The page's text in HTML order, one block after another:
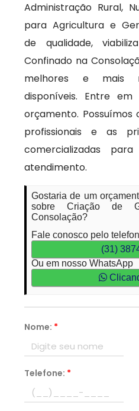
Administração Rural,
para Agricultura e
de qualidade,
Confinado na
melhores e mais
disponíveis. Entre
orçamento.
profissionais e as
comercializadas
atendimento.
Gostaria de um
sobre Criação de
Consolação?
Fale conosco pelo
(31)
Ou em nosso WhatsApp
Nome: *
Telefone: *